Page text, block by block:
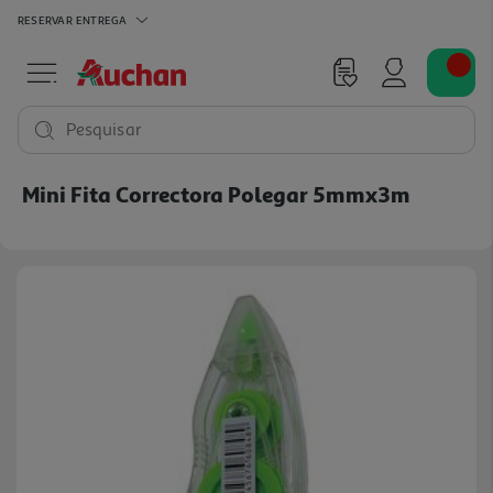
RESERVAR ENTREGA
Pesquisar
Mini Fita Correctora Polegar 5mmx3m